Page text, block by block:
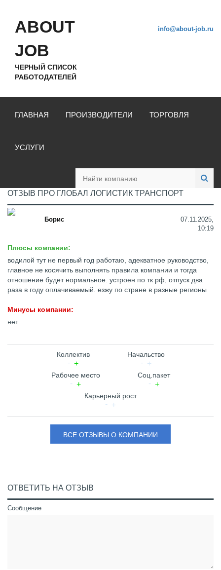
ABOUT
JOB
ЧЕРНЫЙ СПИСОК
РАБОТОДАТЕЛЕЙ
info@about-job.ru
ГЛАВНАЯ ПРОИЗВОДИТЕЛИ ТОРГОВЛЯ
УСЛУГИ
ОТЗЫВ ПРО ГЛОБАЛ ЛОГИСТИК ТРАНСПОРТ
Борис
07.11.2025,
10:19
Плюсы компании:
водилой тут не первый год работаю, адекватное руководство,
главное не косячить выполнять правила компании и тогда
отношение будет нормальное. устроен по тк рф, отпуск два
раза в году оплачиваемый. езжу по стране в разные регионы
Минусы компании:
нет
Коллектив Начальство
Рабочее место Соц.пакет
Карьерный рост
ВСЕ ОТЗЫВЫ О КОМПАНИИ
ОТВЕТИТЬ НА ОТЗЫВ
Сообщение